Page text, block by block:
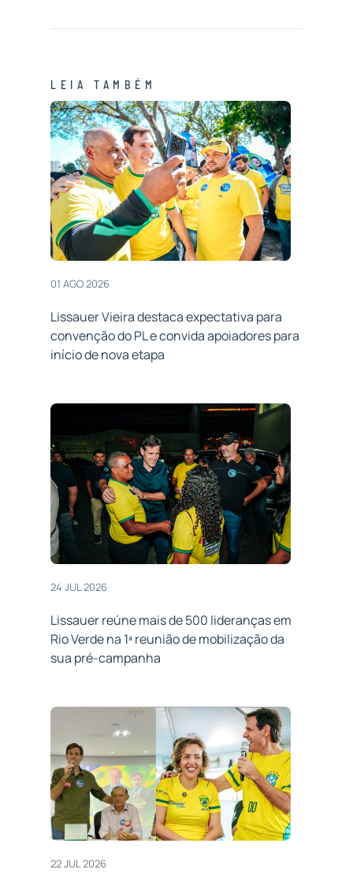
LEIA TAMBÉM
01 AGO 2026
Lissauer Vieira destaca expectativa para
convenção do PL e convida apoiadores para
início de nova etapa
24 JUL 2026
Lissauer reúne mais de 500 lideranças em
Rio Verde na 1ª reunião de mobilização da
sua pré-campanha
22 JUL 2026